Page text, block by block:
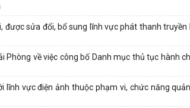
sửa đổi, bổ sung lĩnh vực phát thanh
về việc công bố Danh mục thủ tục hành
vực điện ảnh thuộc phạm vi, chức năng